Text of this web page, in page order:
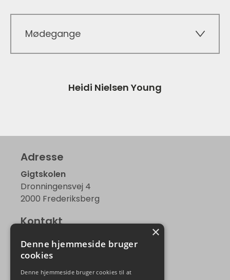
Mødegange
Heidi Nielsen Young
Adresse
Gigtskolen
Dronningensvej 4
2000 Frederiksberg
Kontakt
kontor@gigtskolen.dk
Tlf. 49 76 31 00
Telefontid
×
Denne hjemmeside bruger
cookies
Denne hjemmeside bruger cookies til at